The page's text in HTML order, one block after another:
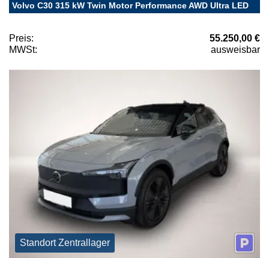
Volvo C30 315 kW Twin Motor Performance AWD Ultra LED
Preis:
55.250,00 €
MWSt:
ausweisbar
Standort Zentrallager